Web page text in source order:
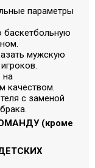
параметры
мужскую
на
качеством.
с заменой
(кроме